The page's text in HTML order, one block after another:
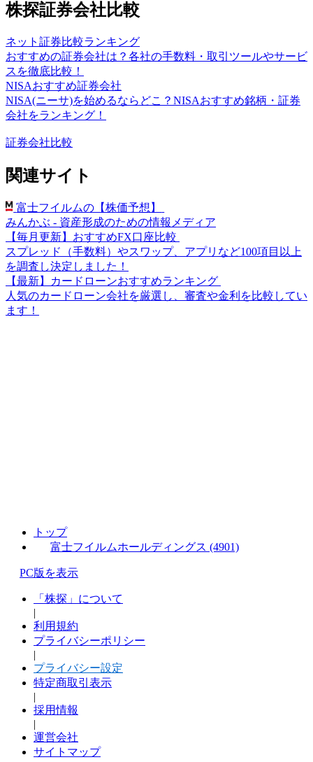
株探証券会社比較
ネット証券比較ランキング
おすすめの証券会社は？各社の手数料・取引ツールやサービ
スを徹底比較！
NISAおすすめ証券会社
NISA(ニーサ)を始めるならどこ？NISAおすすめ銘柄・証券
会社をランキング！
証券会社比較
関連サイト
富士フイルムの【株価予想】
みんかぶ - 資産形成のための情報メディア
【毎月更新】おすすめFX口座比較
スプレッド（手数料）やスワップ、アプリなど100項目以上
を調査し決定しました！
【最新】カードローンおすすめランキング
人気のカードローン会社を厳選し、審査や金利を比較してい
ます！
トップ
富士フイルムホールディングス (4901)
PC版を表示
「株探」について
|
利用規約
プライバシーポリシー
|
プライバシー設定
特定商取引表示
|
採用情報
|
運営会社
サイトマップ